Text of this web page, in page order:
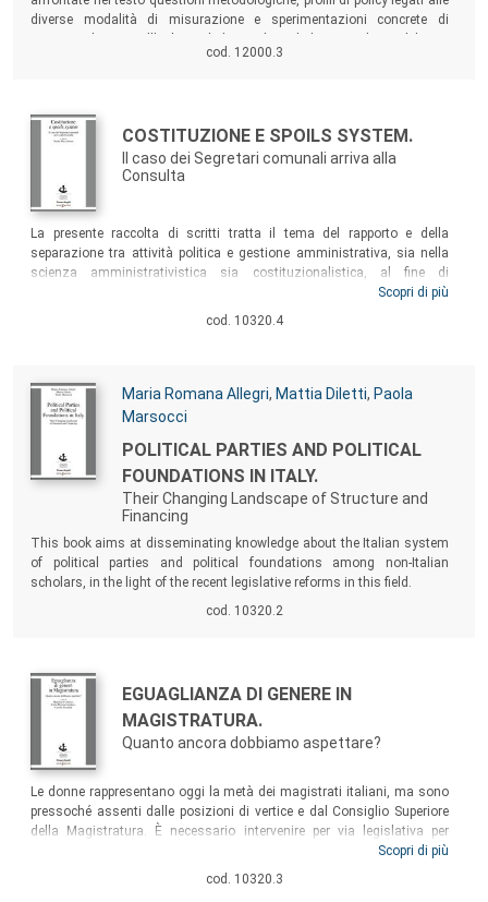
diverse modalità di misurazione e sperimentazioni concrete di
cod. 12000.3
Autori:
Titolo:
COSTITUZIONE E SPOILS SYSTEM.
Il caso dei Segretari comunali arriva alla
Consulta
Sommario:
La presente raccolta di scritti tratta il tema del rapporto e della
separazione tra attività politica e gestione amministrativa, sia nella
scienza amministrativistica sia costituzionalistica, al fine di
confrontare la posizione di chi studia il problema nella teoria e chi lo
sperimenta nella concreta prassi dell’agire amministrativo, in attesa
Scopri di più
cod. 10320.4
Autori:
Maria Romana Allegri, Mattia Diletti, Paola
Marsocci
Titolo:
POLITICAL PARTIES AND POLITICAL
FOUNDATIONS IN ITALY.
Their Changing Landscape of Structure and
Financing
This book aims at disseminating knowledge about the Italian system
of political parties and political foundations among non-Italian
scholars, in the light of the recent legislative reforms in this field.
cod. 10320.2
Autori:
Titolo:
EGUAGLIANZA DI GENERE IN
MAGISTRATURA.
Quanto ancora dobbiamo aspettare?
Sommario:
Le donne rappresentano oggi la metà dei magistrati italiani, ma sono
pressoché assenti dalle posizioni di vertice e dal Consiglio Superiore
della Magistratura. È necessario intervenire per via legislativa per
risolvere tale squilibrio? Rispondono studiosi del diritto, parlamentari,
avvocati, magistrati e componenti del CSM, analizzando le novità più
Scopri di più
cod. 10320.3